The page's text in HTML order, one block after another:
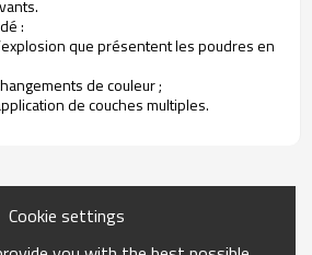
:
que présentent les poudres en
de couleur ;
de couches multiples.
Cookie settings